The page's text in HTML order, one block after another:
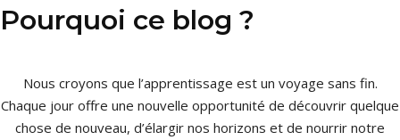
Pourquoi ce blog ?
Nous croyons que l’apprentissage est un voyage sans fin.
Chaque jour offre une nouvelle opportunité de découvrir quelque
chose de nouveau, d’élargir nos horizons et de nourrir notre